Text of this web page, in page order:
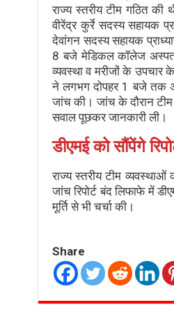
राज्य स्तरीय टीम गठित की
वीरेंद्र कुर्रे सदस्य सहायक
देवांगन सदस्य सहायक
8 बजे मेडिकल कॉलेज
व्यवस्था व मरीजों के उपचार
ने लगभग दोपहर 1 बजे तक
जांच की। जांच के दौरान
सवाल पूछकर जानकारी ली।
डीएमई को सौंपेंगे
राज्य स्तरीय टीम
जांच रिपोर्ट बंद लिफाफे में
मूर्ति से भी चर्चा की।
Share